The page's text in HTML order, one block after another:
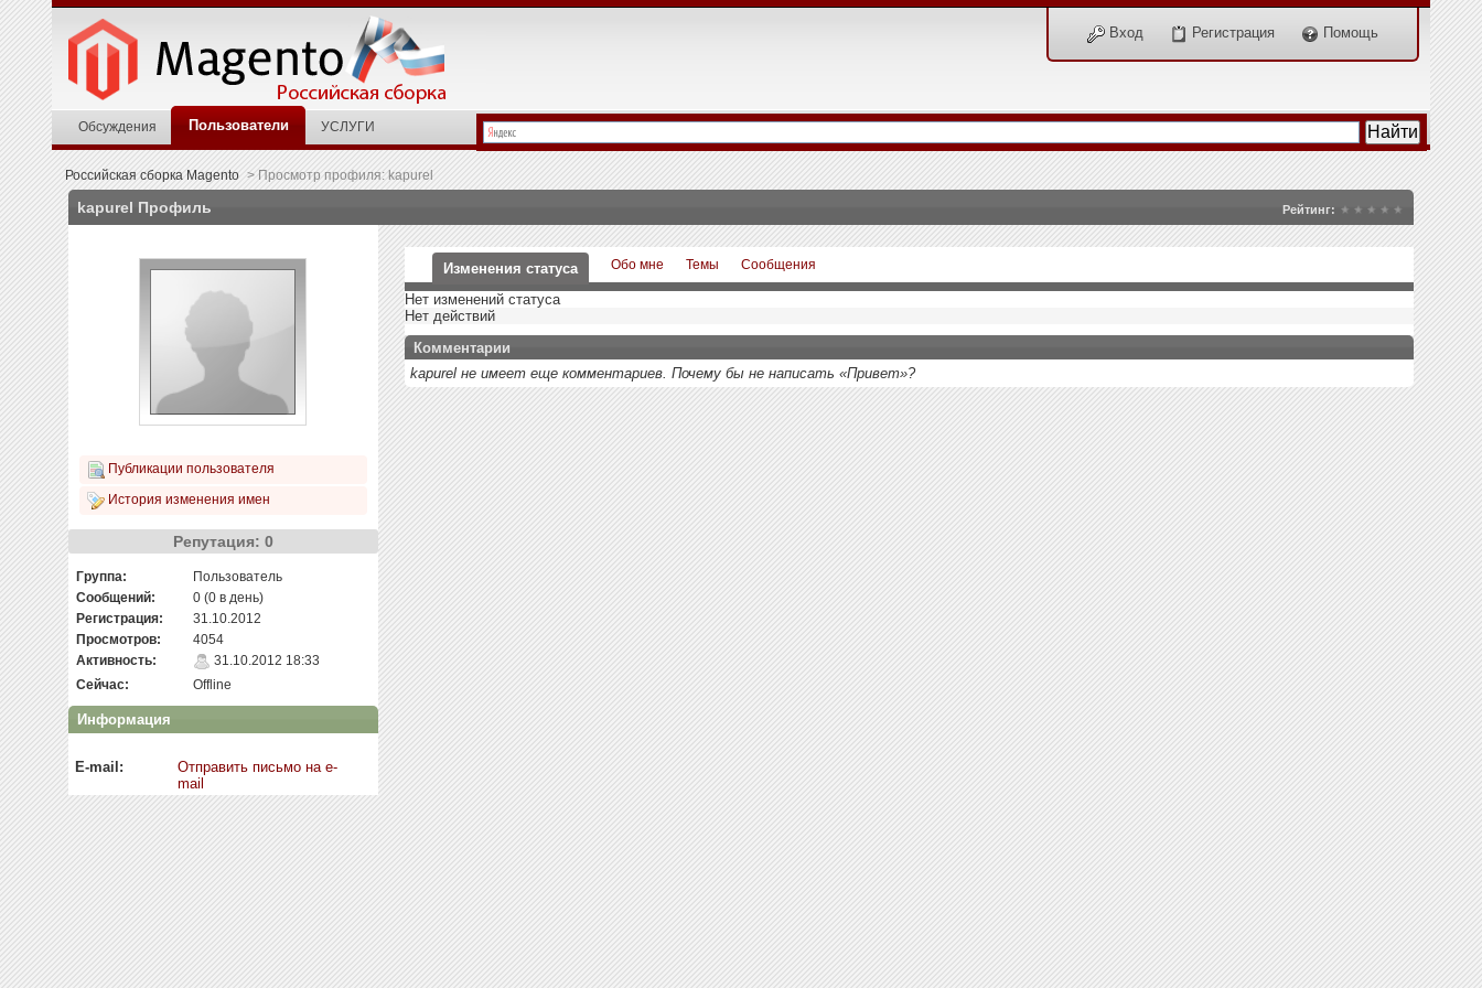
Вход Регистрация Помощь
Обсуждения Пользователи УСЛУГИ
Российская сборка Magento >Просмотр профиля: kapurel
kapurel Профиль Рейтинг:
Публикации пользователя
История изменения имен
Репутация: 0
Группа:
Пользователь
Сообщений:
0 (0 в день)
Регистрация:
31.10.2012
Просмотров:
4054
Активность:
31.10.2012 18:33
Сейчас:
Offline
Информация
E-mail:
Отправить письмо на e-
mail
Изменения статуса Обо мне Темы Сообщения
Нет изменений статуса
Нет действий
Комментарии
kapurel не имеет еще комментариев. Почему бы не написать «Привет»?